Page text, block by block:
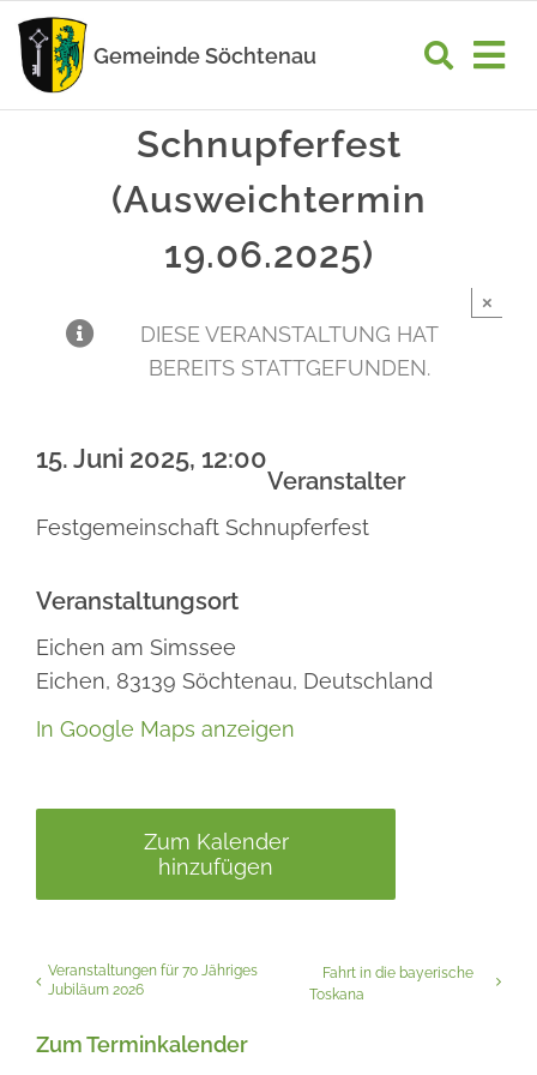
Zum
Inhalt
springen
Gemeinde Söchtenau
RATHAUS
GEMEINDELEBEN
UNSER ORT
Schnupferfest
(Ausweichtermin
19.06.2025)
DIESE VERANSTALTUNG HAT
BEREITS STATTGEFUNDEN.
×
15. Juni 2025, 12:00
Veranstalter
Festgemeinschaft Schnupferfest
Veranstaltungsort
Eichen am Simssee
Eichen, 83139 Söchtenau, Deutschland
In Google Maps anzeigen
Zum Kalender
hinzufügen
Veranstaltungen für 70 Jähriges
Jubiläum 2026
Fahrt in die bayerische
Toskana
Zum Terminkalender